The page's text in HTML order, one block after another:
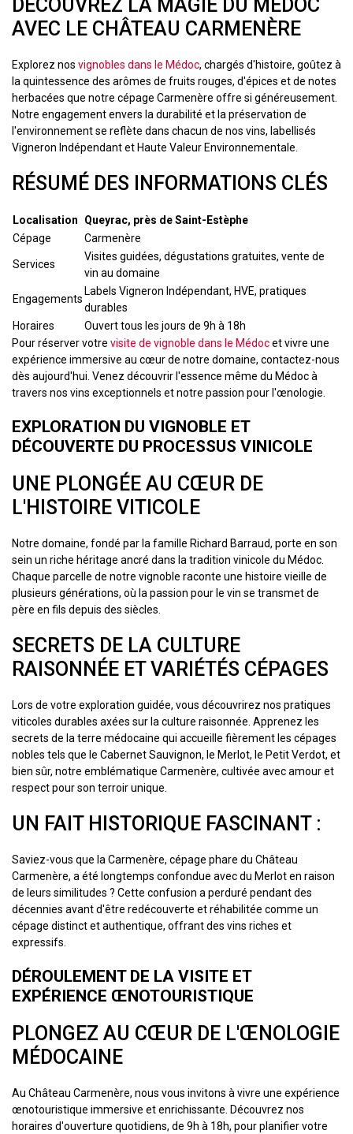
DÉCOUVREZ LA MAGIE DU MÉDOC
AVEC LE CHÂTEAU CARMENÈRE
Explorez nos vignobles dans le Médoc, chargés d'histoire, goûtez à
la quintessence des arômes de fruits rouges, d'épices et de notes
herbacées que notre cépage Carmenère offre si généreusement.
Notre engagement envers la durabilité et la préservation de
l'environnement se reflète dans chacun de nos vins, labellisés
Vigneron Indépendant et Haute Valeur Environnementale.
RÉSUMÉ DES INFORMATIONS CLÉS
Localisation
Queyrac, près de Saint-Estèphe
Cépage
Carmenère
Services
Visites guidées, dégustations gratuites, vente de
vin au domaine
Engagements
Labels Vigneron Indépendant, HVE, pratiques
durables
Horaires
Ouvert tous les jours de 9h à 18h
Pour réserver votre visite de vignoble dans le Médocet vivre une
expérience immersive au cœur de notre domaine, contactez-nous
dès aujourd'hui. Venez découvrir l'essence même du Médoc à
travers nos vins exceptionnels et notre passion pour l'œnologie.
EXPLORATION DU VIGNOBLE ET
DÉCOUVERTE DU PROCESSUS VINICOLE
UNE PLONGÉE AU CŒUR DE
L'HISTOIRE VITICOLE
Notre domaine, fondé par la famille Richard Barraud, porte en son
sein un riche héritage ancré dans la tradition vinicole du Médoc.
Chaque parcelle de notre vignoble raconte une histoire vieille de
plusieurs générations, où la passion pour le vin se transmet de
père en fils depuis des siècles.
SECRETS DE LA CULTURE
RAISONNÉE ET VARIÉTÉS CÉPAGES
Lors de votre exploration guidée, vous découvrirez nos pratiques
viticoles durables axées sur la culture raisonnée. Apprenez les
secrets de la terre médocaine qui accueille fièrement les cépages
nobles tels que le Cabernet Sauvignon, le Merlot, le Petit Verdot, et
bien sûr, notre emblématique Carmenère, cultivée avec amour et
respect pour son terroir unique.
UN FAIT HISTORIQUE FASCINANT :
Saviez-vous que la Carmenère, cépage phare du Château
Carmenère, a été longtemps confondue avec du Merlot en raison
de leurs similitudes ? Cette confusion a perduré pendant des
décennies avant d'être redécouverte et réhabilitée comme un
cépage distinct et authentique, offrant des vins riches et
expressifs.
DÉROULEMENT DE LA VISITE ET
EXPÉRIENCE ŒNOTOURISTIQUE
PLONGEZ AU CŒUR DE L'ŒNOLOGIE
MÉDOCAINE
Au Château Carmenère, nous vous invitons à vivre une expérience
œnotouristique immersive et enrichissante. Découvrez nos
horaires d'ouverture quotidiens, de 9h à 18h, pour planifier votre